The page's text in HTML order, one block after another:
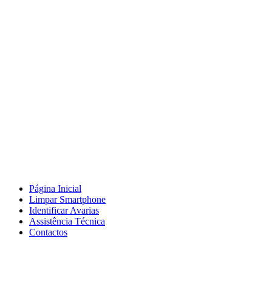
Página Inicial
Limpar Smartphone
Identificar Avarias
Assistência Técnica
Contactos